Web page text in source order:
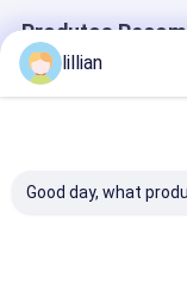
Produtos
lillian
Good day, what